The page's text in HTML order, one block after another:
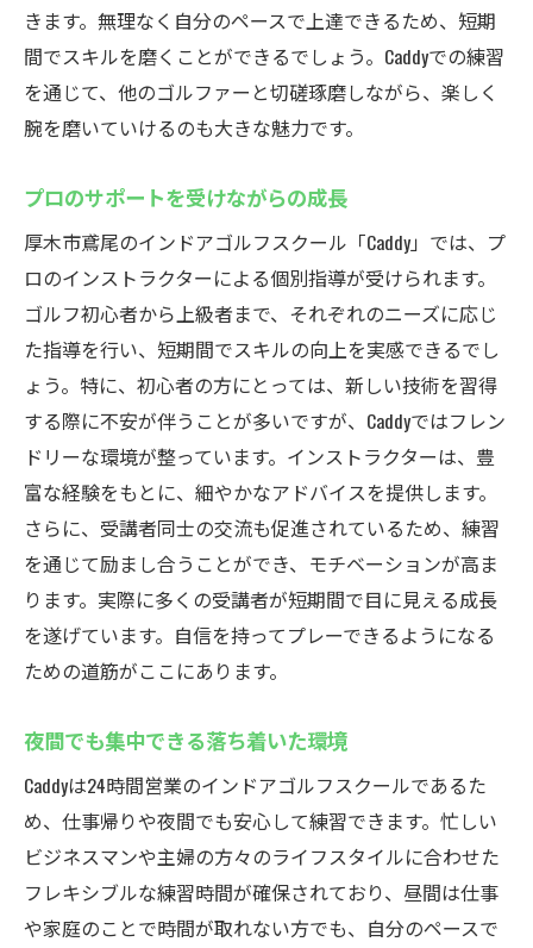
きます。無理なく自分のペースで上達できるため、短期
間でスキルを磨くことができるでしょう。Caddyでの練習
を通じて、他のゴルファーと切磋琢磨しながら、楽しく
腕を磨いていけるのも大きな魅力です。
プロのサポートを受けながらの成長
厚木市鳶尾のインドアゴルフスクール「Caddy」では、プ
ロのインストラクターによる個別指導が受けられます。
ゴルフ初心者から上級者まで、それぞれのニーズに応じ
た指導を行い、短期間でスキルの向上を実感できるでし
ょう。特に、初心者の方にとっては、新しい技術を習得
する際に不安が伴うことが多いですが、Caddyではフレン
ドリーな環境が整っています。インストラクターは、豊
富な経験をもとに、細やかなアドバイスを提供します。
さらに、受講者同士の交流も促進されているため、練習
を通じて励まし合うことができ、モチベーションが高ま
ります。実際に多くの受講者が短期間で目に見える成長
を遂げています。自信を持ってプレーできるようになる
ための道筋がここにあります。
夜間でも集中できる落ち着いた環境
Caddyは24時間営業のインドアゴルフスクールであるた
め、仕事帰りや夜間でも安心して練習できます。忙しい
ビジネスマンや主婦の方々のライフスタイルに合わせた
フレキシブルな練習時間が確保されており、昼間は仕事
や家庭のことで時間が取れない方でも、自分のペースで